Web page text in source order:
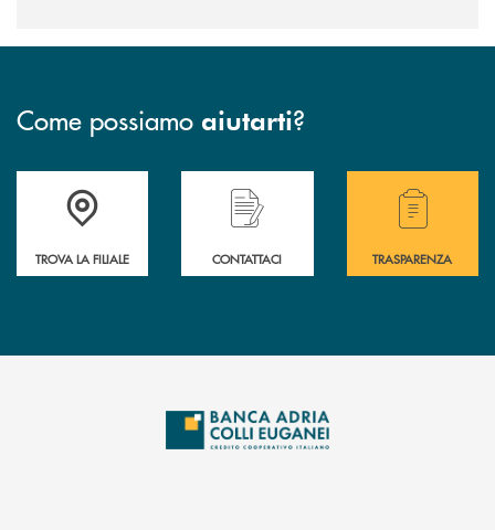
Come possiamo aiutarti?
Accedi all' elenco completo delle filiali .
TROVA LA FILIALE
Hai bisogno di assistenza immediata?
CONTATTACI
Hai bisogno di
TRASPARENZA